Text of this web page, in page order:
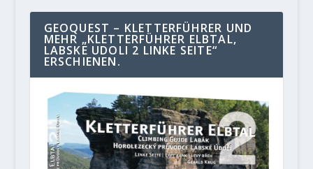
GEOQUEST – KLETTERFÜHRER UND
MEHR „KLETTERFÜHRER ELBTAL,
LABSKE UDOLI 2 LINKE SEITE“
ERSCHIENEN.